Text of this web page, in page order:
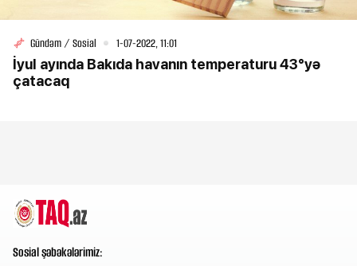
Gündəm / Sosial 1-07-2022, 11:01
İyul ayında Bakıda havanın temperaturu 43°yə
çatacaq
Sosial şəbəkələrimiz: